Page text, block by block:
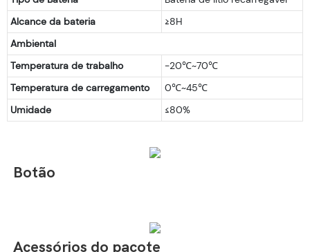
Alcance da bateria
≥8H
Ambiental
Temperatura de trabalho
-20℃~70℃
Temperatura de carregamento
0℃~45℃
Umidade
≤80%
Botão
Acessórios do pacote